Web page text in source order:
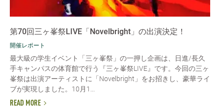
第70回三ヶ峯祭LIVE「Novelbright」の出演決定！
開催レポート
最大級の学生イベント「三ヶ峯祭」の一押し企画は、日進/長久
手キャンパスの体育館で行う『三ヶ峯祭LIVE』です。今回の三ヶ
峯祭は出演アーティストに「Novelbright」をお招きし、豪華ライ
ブが実現しました。10月1...
READ MORE